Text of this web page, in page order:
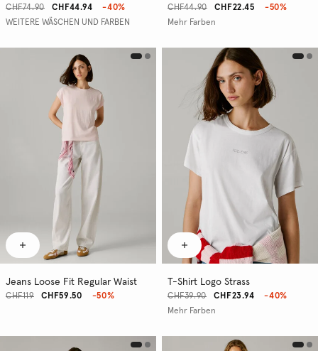
CHF44.94
CHF74.90
-40%
WEITERE WÄSCHEN UND FARBEN
CHF22.45
CHF44.90
-50%
Mehr Farben
Jeans Loose Fit Regular Waist
CHF59.50
CHF119 -50%
T-Shirt Logo Strass
CHF23.94
CHF39.90
-40%
Mehr Farben